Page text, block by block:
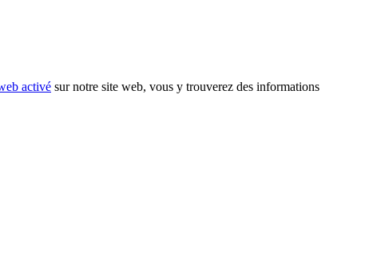
activé sur notre site web, vous y trouverez des informations